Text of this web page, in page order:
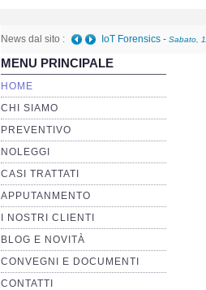
News dal sito : IoT Forensics - Sabato,
MENU PRINCIPALE
HOME
CHI SIAMO
PREVENTIVO
NOLEGGI
CASI TRATTATI
APPUTANMENTO
I NOSTRI CLIENTI
BLOG E NOVITÀ
CONVEGNI E DOCUMENTI
CONTATTI